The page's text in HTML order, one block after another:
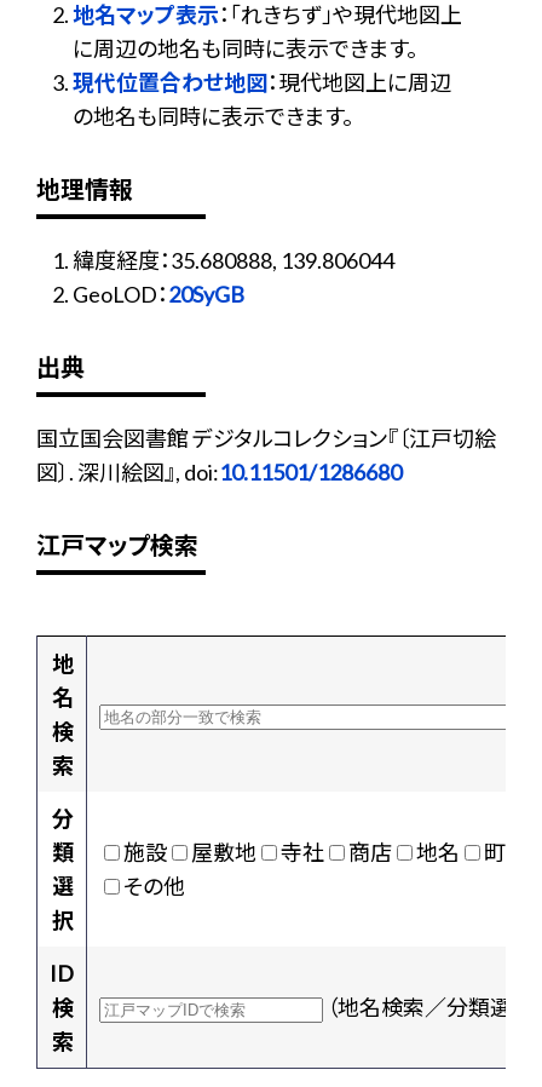
地名マップ表示：「れきちず」や現代地図上
に周辺の地名も同時に表示できます。
現代位置合わせ地図：現代地図上に周辺
の地名も同時に表示できます。
地理情報
緯度経度：35.680888, 139.806044
GeoLOD：20SyGB
出典
国立国会図書館 デジタルコレクション『〔江戸切絵
図〕. 深川絵図』, doi:10.11501/1286680
江戸マップ検索
地
名
検
索
分
類
選
択
施設 屋敷地 寺社 商店 地名
町村
その他
ID
検
索
（地名検索／分類選択